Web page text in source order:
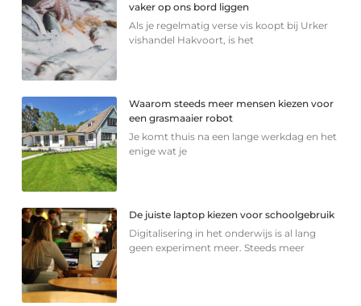
vaker op ons bord liggen
Als je regelmatig verse vis koopt bij Urker
vishandel Hakvoort, is het
Waarom steeds meer mensen kiezen voor
een grasmaaier robot
Je komt thuis na een lange werkdag en het
enige wat je
De juiste laptop kiezen voor schoolgebruik
Digitalisering in het onderwijs is al lang
geen experiment meer. Steeds meer